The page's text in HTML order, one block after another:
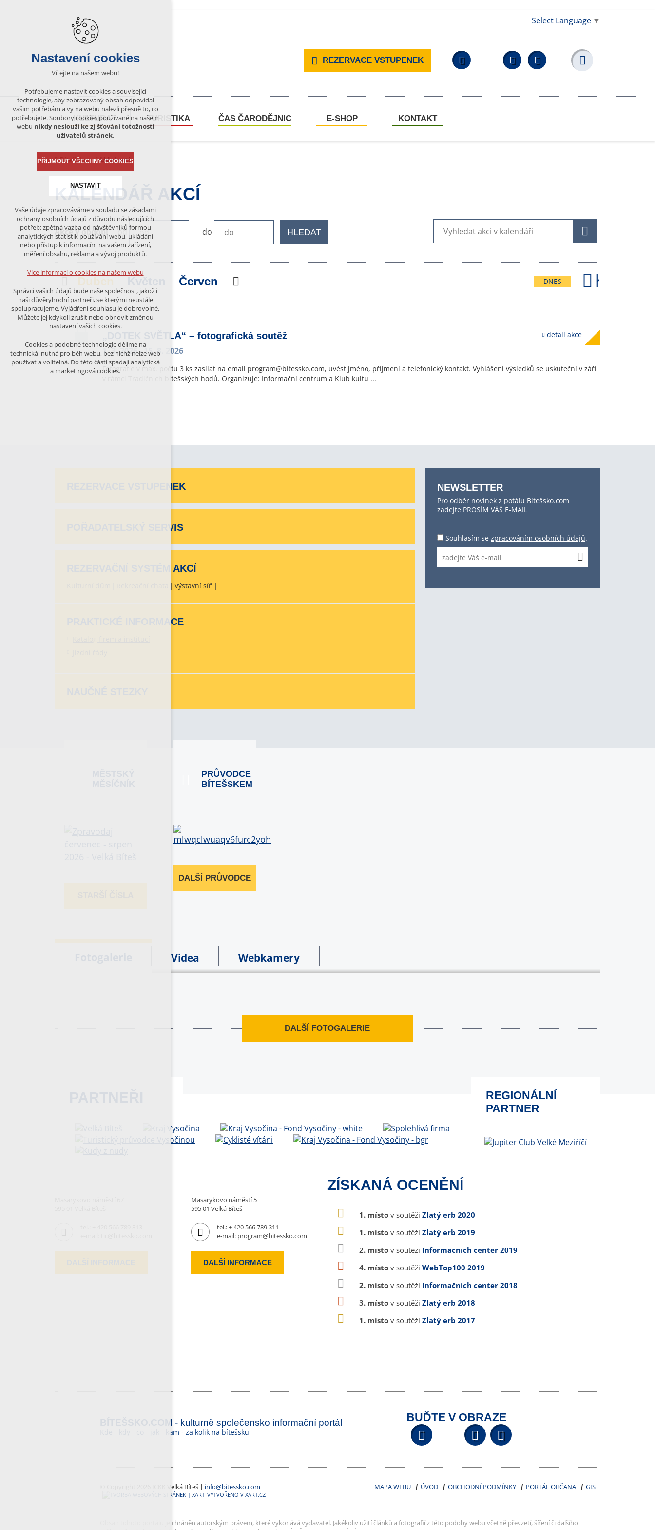
Select Language ▼
REZERVACE VSTUPENEK Facebook YouTubeWikipedia
KULTURA TURISTIKA ČAS ČARODĚJNIC E-SHOP KONTAKT
Bítešsko Udalosti
KALENDÁŘ AKCÍ
Akce v období od do HLEDAT
Červen DNES
„DOTEK SVĚTLA“ – fotografická soutěž detail akce
1. 3. 2026- 15. 8. 2026
Fotografie v max. počtu 3 ks zasílat na email program@bitessko.com, uvést jméno, příjmení a telefonický kontakt. Vyhlášení výsledků se uskuteční v září
v rámci Tradičních bítešských hodů. Organizuje: Informační centrum a Klub kultu ...
REZERVACE VSTUPENEK
POŘADATELSKÝ SERVIS
REZERVAČNÍ SYSTÉM AKCÍ
Výstavní síň
PRAKTICKÉ INFORMACE
NEWSLETTER
Pro odběr novinek z potálu Bítešsko.com
zadejte PROSÍM VÁŠ E-MAIL
Souhlasím se zpracováním osobních údajů.
PRŮVODCE
BÍTEŠSKEM
DALŠÍ PRŮVODCE
Videa Webkamery
DALŠÍ FOTOGALERIE
REGIONÁLNÍ
PARTNER
Masarykovo náměstí 5
595 01 Velká Bíteš
tel.:+ 420 566 789 311
e-mail: program@bitessko.com
DALŠÍ INFORMACE
ZÍSKANÁ OCENĚNÍ
1. místo v soutěži Zlatý erb 2020
1. místo v soutěži Zlatý erb 2019
2. místo v soutěži Informačních center 2019
4. místo v soutěži WebTop100 2019
2. místo v soutěži Informačních center 2018
3. místo v soutěži Zlatý erb 2018
1. místo v soutěži Zlatý erb 2017
BÍTEŠSKO.COM - kulturně společensko informační portál
Kde - kdy - co - jak - kam - za kolik na bítešsku
BUĎTE V OBRAZE
Facebook YouTube
© Copyright 2026 ICKK Velká Bíteš | info@bitessko.com MAPA WEBU ÚVOD OBCHODNÍ PODMÍNKY PORTÁL OBČANA GIS
VYTVOŘENO V XART.CZ
Obsah tohoto portálu je chráněn autorským právem, které vykonává vydavatel. Jakékoliv užití článků a fotografií z této podoby webu včetně převzetí, šíření či dalšího
Nastavení cookies
Vítejte na našem webu!
Potřebujeme nastavit cookies a související
technologie, aby zobrazovaný obsah odpovídal
vašim potřebám a vy na webu nalezli přesně to, co
potřebujete. Soubory cookies používané na našem
webu nikdy neslouží ke zjišťování totožnosti
uživatelů stránek.
PŘIJMOUT VŠECHNY COOKIES
NASTAVIT
Technická cookies
nutná pro provozování webu
udržení kontextu stránek (session):
případná přihlášení, volby jazyka, apod.
analytická pro anonymizované
vyhodnocení návštěvnosti
marketingová cookies (Google)
Více informací o cookies na našem webu
ODMÍTNOUT VŠE
Vaše údaje zpracováváme v souladu se zásadami
ochrany osobních údajů z důvodu následujících
potřeb: zpětná vazba od návštěvníků formou
analytických statistik používání webu, ukládání
nebo přístup k informacím na vašem zařízení,
měření obsahu, reklama a vývoj produktů.
Více informací o cookies na našem webu
Správci vašich údajů bude naše společnost, jakož i
naši důvěryhodní partneři, se kterými neustále
spolupracujeme. Vyjádření souhlasu je dobrovolné.
Můžete jej kdykoli zrušit nebo obnovit změnou
nastavení vašich cookies.
Cookies a podobné technologie dělíme na
technická: nutná pro běh webu, bez nichž nelze web
používat a volitelná. Do této části spadají analytická
a marketingová cookies.